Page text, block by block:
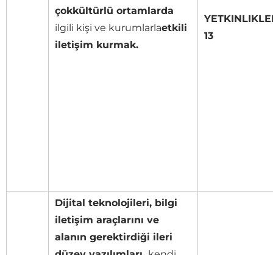
çokkültürlü ortamlarda
ilgili kişi ve kurumlarlaetkili
iletişim kurmak.
13
Dijital teknolojileri, bilgi
iletişim araçlarını ve
alanın gerektirdiği ileri